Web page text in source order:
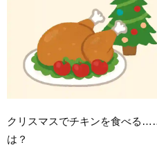
クリスマスでチキンを食べる
は？